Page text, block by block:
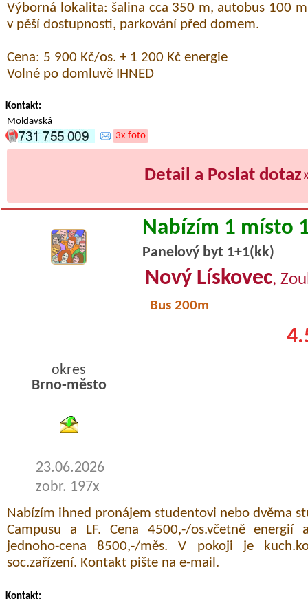
Výborná lokalita: šalina cca 350 m, autobus 100
v pěší dostupnosti, parkování před domem.
Cena: 5 900 Kč/os. + 1 200 Kč energie
Volné po domluvě IHNED
Kontakt:
Moldavská
3x foto
Detail a Poslat dotaz
Nabízím 1 místo
Panelový byt 1+1(kk)
Nový Lískovec,
Bus 200m
okres
Brno-město
23.06.2026
zobr. 197x
Nabízím ihned pronájem studentovi nebo dvěma
Campusu a LF. Cena 4500,-/os.včetně
jednoho-cena 8500,-/měs. V pokoji je
soc.zařízení. Kontakt pište na e-mail.
Kontakt: